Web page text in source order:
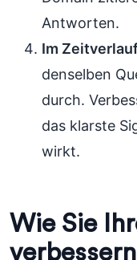
Antworten.
Im
denselben
durch.
das klarste
wirkt.
Wie Sie
verbessern